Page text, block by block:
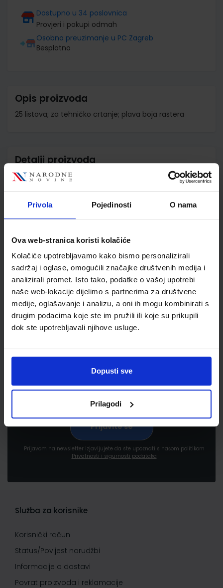
Privola Pojedinosti O nama
Ova web-stranica koristi kolačiće
Kolačiće upotrebljavamo kako bismo personalizirali
sadržaj i oglase, omogućili značajke društvenih medija i
analizirali promet. Isto tako, podatke o vašoj upotrebi
naše web-lokacije dijelimo s partnerima za društvene
medije, oglašavanje i analizu, a oni ih mogu kombinirati s
drugim podacima koje ste im pružili ili koje su prikupili
dok ste upotrebljavali njihove usluge.
Dopusti sve
Prilagodi
Dostupno u 34 poslovnica
Provjeri i pokupi odmah
Osobno preuzimanje u PC Zagreb
Besplatno
Opis proizvoda
25 listova; za tehničko crtanje; plava boja rastera
Detalji proizvoda
Šifra proizvoda
Jedinična mjera
kom
Newsletter prijava
proizvodima i uslugama, akcijama i drugim
Prijavom na newsletter izjavljujete da ste upoznati s našom politikom
Privatnosti i sigurnosti podataka
Služba za korisnike
Korisnički račun
Status/Povijest narudžbi
Informacije o dostavi
Povrat proizvoda i reklamacije